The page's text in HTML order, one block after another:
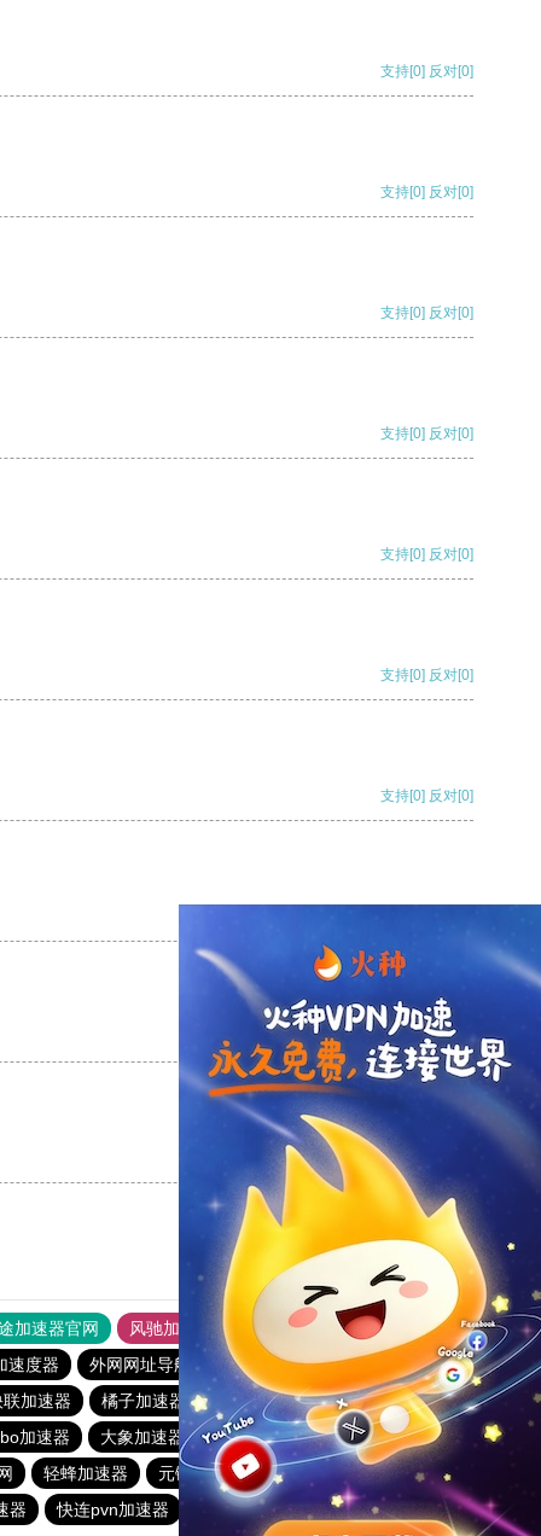
支持[0] 反对[0]
支持[0] 反对[0]
支持[0] 反对[0]
支持[0] 反对[0]
支持[0] 反对[0]
支持[0] 反对[0]
支持[0] 反对[0]
支持 [0] 反对 [0]
支持
加速器官网 风驰加速器
旋风加速器
速度器 外网网址导航 软件中心 雷霆加速
狂飙加速器
联加速器 橘子加速器 黑洞官方加速器
2023免费加速神器
加速器 大象加速器 雷霆加速免费永久
橘子加速器
轻蜂加速器 元链加速器 CC加速器
大象加速器
器 快连pvn加速器 黑洞加速官网
白鲸加速器